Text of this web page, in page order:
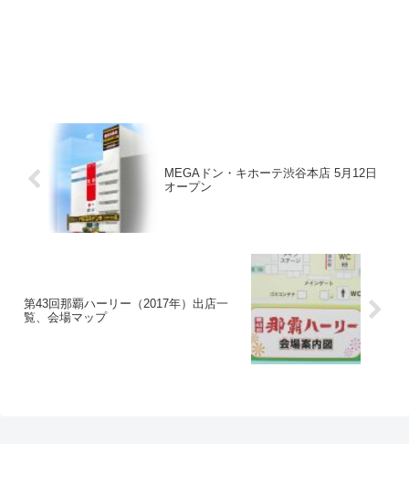
MEGAドン・キホーテ渋谷本店 5月12日
オープン
第43回那覇ハーリー（2017年）出店一
覧、会場マップ